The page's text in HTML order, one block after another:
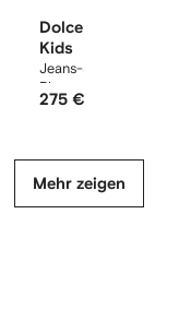
Dolce & Gabbana
Kids
Jeans-Shorts mit
Blumengürtel
275 €
Mehr zeigen